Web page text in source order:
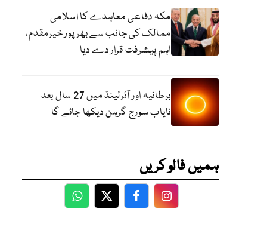
مکہ دفاعی معاہدے کا اسلامی
ممالک کی جانب سے بھرپور خیرمقدم،
اہم پیشرفت قرار دے دیا
برطانیہ اور آئرلینڈ میں 27 سال بعد
نایاب سورج گرہن دیکھا جائے گا
ہمیں فالو کریں
WhatsApp
TwitterFacebookFacebook